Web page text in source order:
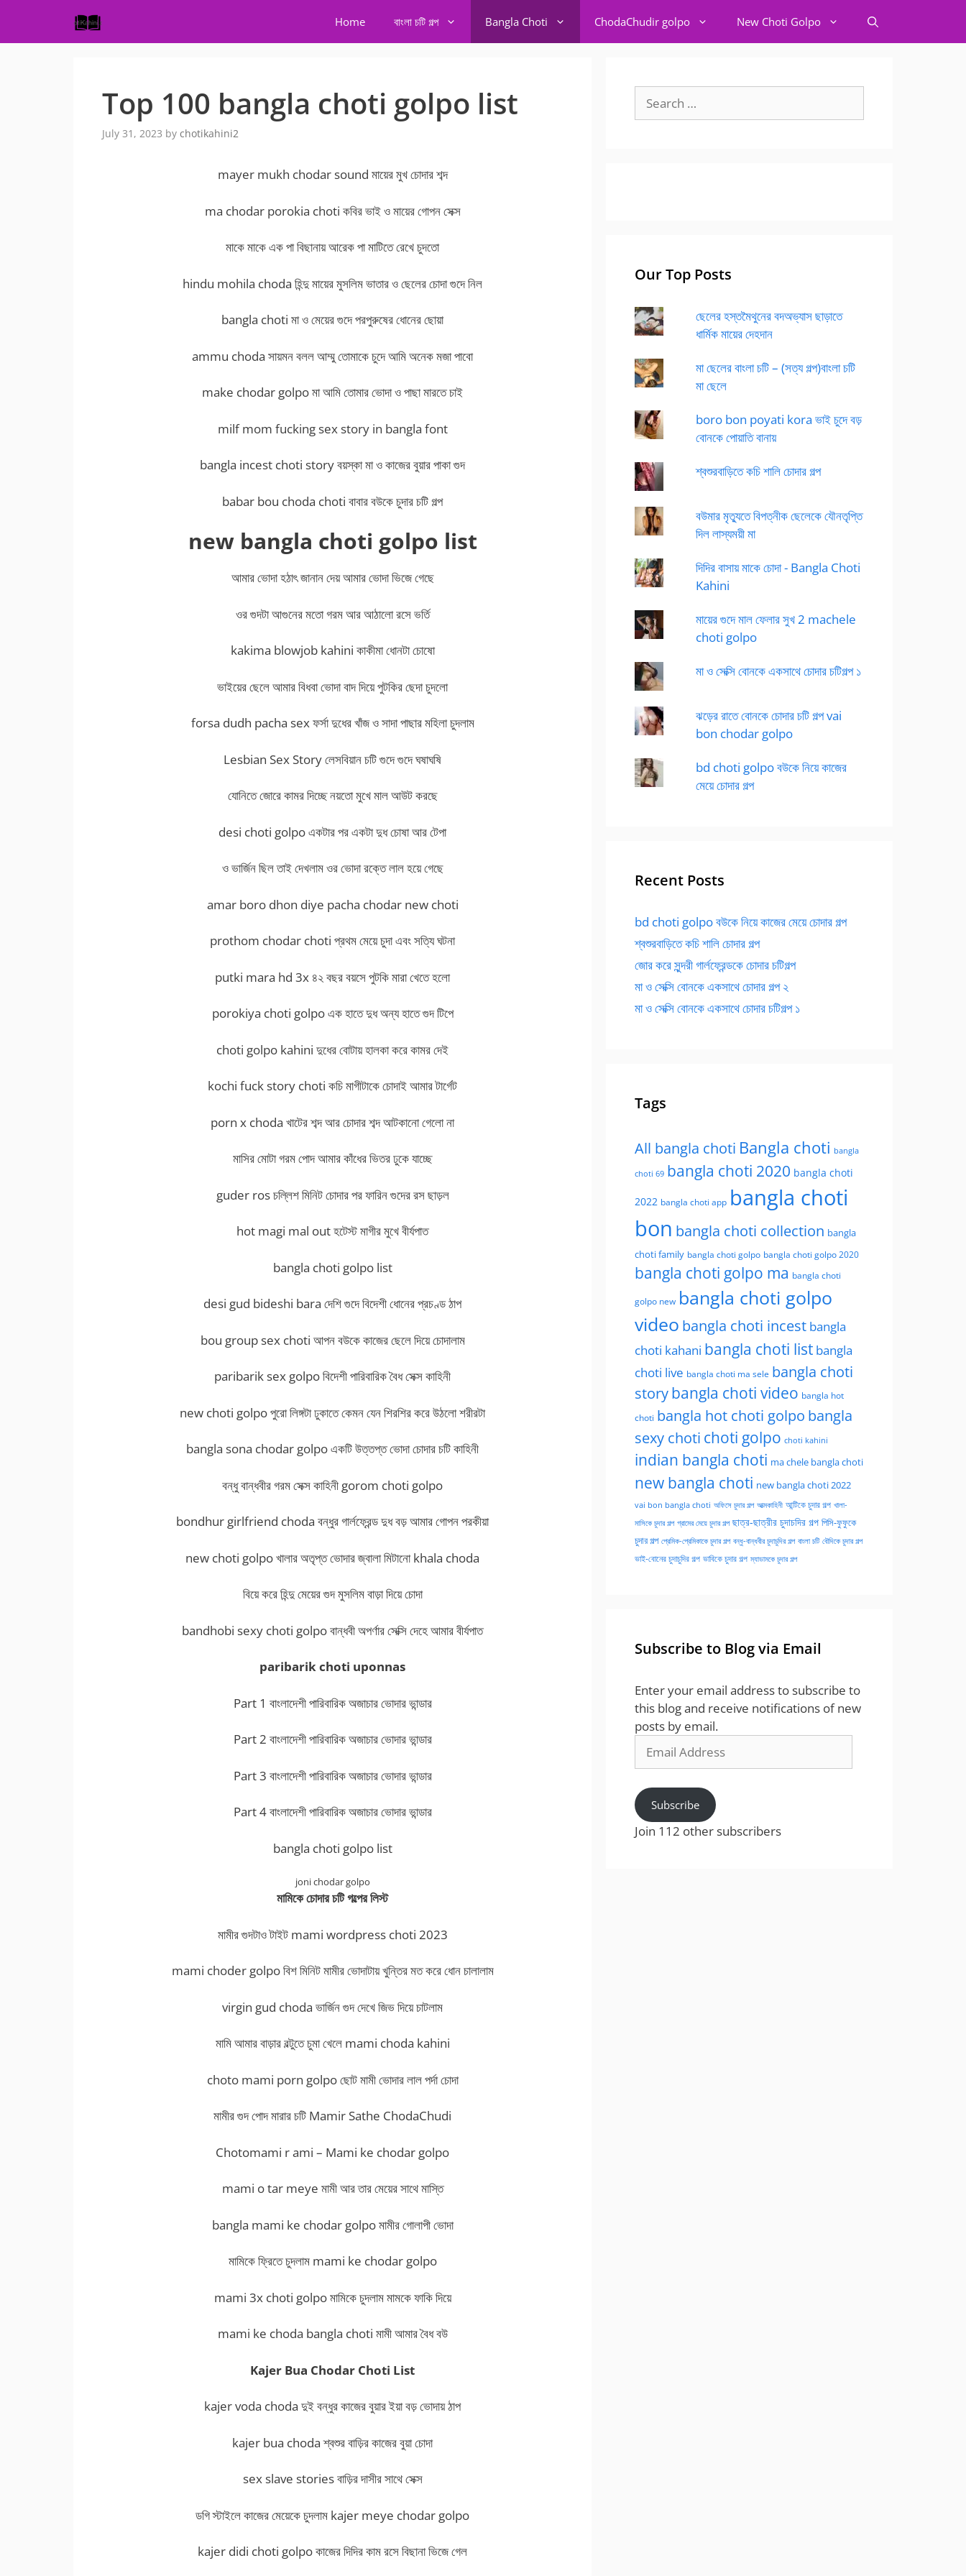
content
Home বাংলা চটি গল্প Bangla Choti ChodaChudir golpo New Choti Golpo
Top 100 bangla choti golpo list
July 31, 2023 by chotikahini2
mayer mukh chodar sound মায়ের মুখ চোদার শব্দ
ma chodar porokia choti কবির ভাই ও মায়ের গোপন সেক্স
মাকে মাকে এক পা বিছানায় আরেক পা মাটিতে রেখে চুদতো
hindu mohila choda হিন্দু মায়ের মুসলিম ভাতার ও ছেলের চোদা গুদে নিল
bangla choti মা ও মেয়ের গুদে পরপুরুষের ধোনের ছোয়া
ammu choda সায়মন বলল আম্মু তোমাকে চুদে আমি অনেক মজা পাবো
make chodar golpo মা আমি তোমার ভোদা ও পাছা মারতে চাই
milf mom fucking sex story in bangla font
bangla incest choti story বয়স্কা মা ও কাজের বুয়ার পাকা গুদ
babar bou choda choti বাবার বউকে চুদার চটি গল্প
new bangla choti golpo list
আমার ভোদা হঠাৎ জানান দেয় আমার ভোদা ভিজে গেছে
ওর গুদটা আগুনের মতো গরম আর আঠালো রসে ভর্তি
kakima blowjob kahini কাকীমা ধোনটা চোষো
ভাইয়ের ছেলে আমার বিধবা ভোদা বাদ দিয়ে পুটকির ছেদা চুদলো
forsa dudh pacha sex ফর্সা দুধের খাঁজ ও সাদা পাছার মহিলা চুদলাম
Lesbian Sex Story লেসবিয়ান চটি গুদে গুদে ঘষাঘষি
যোনিতে জোরে কামর দিচ্ছে নয়তো মুখে মাল আউট করছে
desi choti golpo একটার পর একটা দুধ চোষা আর টেপা
ও ভার্জিন ছিল তাই দেখলাম ওর ভোদা রক্তে লাল হয়ে গেছে
amar boro dhon diye pacha chodar new choti
prothom chodar choti প্রথম মেয়ে চুদা এবং সত্যি ঘটনা
putki mara hd 3x ৪২ বছর বয়সে পুটকি মারা খেতে হলো
porokiya choti golpo এক হাতে দুধ অন্য হাতে গুদ টিপে
choti golpo kahini দুধের বোটায় হালকা করে কামর দেই
kochi fuck story choti কচি মাগীটাকে চোদাই আমার টার্গেট
porn x choda খাটের শব্দ আর চোদার শব্দ আটকানো গেলো না
মাসির মোটা গরম পোদ আমার কাঁধের ভিতর ঢুকে যাচ্ছে
guder ros চল্লিশ মিনিট চোদার পর ফারিন গুদের রস ছাড়ল
hot magi mal out হটেস্ট মাগীর মুখে বীর্যপাত
bangla choti golpo list
desi gud bideshi bara দেশি গুদে বিদেশী ধোনের প্রচণ্ড ঠাপ
bou group sex choti আপন বউকে কাজের ছেলে দিয়ে চোদালাম
paribarik sex golpo বিদেশী পারিবারিক বৈধ সেক্স কাহিনী
new choti golpo পুরো লিঙ্গটা ঢুকাতে কেমন যেন শিরশির করে উঠলো শরীরটা
bangla sona chodar golpo একটি উত্তপ্ত ভোদা চোদার চটি কাহিনী
বন্ধু বান্ধবীর গরম সেক্স কাহিনী gorom choti golpo
bondhur girlfriend choda বন্ধুর গার্লফ্রেন্ড দুধ বড় আমার গোপন পরকীয়া
new choti golpo খালার অতৃপ্ত ভোদার জ্বালা মিটানো khala choda
বিয়ে করে হিন্দু মেয়ের গুদ মুসলিম বাড়া দিয়ে চোদা
bandhobi sexy choti golpo বান্ধবী অপর্ণার সেক্সি দেহে আমার বীর্যপাত
paribarik choti uponnas
Part 1 বাংলাদেশী পারিবারিক অজাচার ভোদার ভান্ডার
Part 2 বাংলাদেশী পারিবারিক অজাচার ভোদার ভান্ডার
Part 3 বাংলাদেশী পারিবারিক অজাচার ভোদার ভান্ডার
Part 4 বাংলাদেশী পারিবারিক অজাচার ভোদার ভান্ডার
bangla choti golpo list
joni chodar golpo
মামিকে চোদার চটি গল্পের লিস্ট
মামীর গুদটাও টাইট mami wordpress choti 2023
mami choder golpo বিশ মিনিট মামীর ভোদাটায় খুন্তির মত করে ধোন চালালাম
virgin gud choda ভার্জিন গুদ দেখে জিভ দিয়ে চাটলাম
মামি আমার বাড়ার বল্টুতে চুমা খেলে mami choda kahini
choto mami porn golpo ছোট মামী ভোদার লাল পর্দা চোদা
মামীর গুদ পোদ মারার চটি Mamir Sathe ChodaChudi
Chotomami r ami – Mami ke chodar golpo
mami o tar meye মামী আর তার মেয়ের সাথে মাস্তি
bangla mami ke chodar golpo মামীর গোলাপী ভোদা
মামিকে ফ্রিতে চুদলাম mami ke chodar golpo
mami 3x choti golpo মামিকে চুদলাম মামকে ফাকি দিয়ে
mami ke choda bangla choti মামী আমার বৈধ বউ
Kajer Bua Chodar Choti List
kajer voda choda দুই বন্ধুর কাজের বুয়ার ইয়া বড় ভোদায় ঠাপ
kajer bua choda শ্বশুর বাড়ির কাজের বুয়া চোদা
sex slave stories বাড়ির দাসীর সাথে সেক্স
ডগি স্টাইলে কাজের মেয়েকে চুদলাম kajer meye chodar golpo
kajer didi choti golpo কাজের দিদির কাম রসে বিছানা ভিজে গেল
for:
Our Top Posts
ছেলের হস্তমৈথুনের বদঅভ্যাস ছাড়াতে
ধার্মিক মায়ের দেহদান
মা ছেলের বাংলা চটি – (সত্য গল্প)বাংলা চটি
মা ছেলে
boro bon poyati kora ভাই চুদে বড়
বোনকে পোয়াতি বানায়
শ্বশুরবাড়িতে কচি শালি চোদার গল্প
বউমার মৃত্যুতে বিপত্নীক ছেলেকে যৌনতৃপ্তি
দিল লাস্যময়ী মা
দিদির বাসায় মাকে চোদা - Bangla Choti
Kahini
মায়ের গুদে মাল ফেলার সুখ 2 machele
choti golpo
মা ও সেক্সি বোনকে একসাথে চোদার চটিগল্প ১
ঝড়ের রাতে বোনকে চোদার চটি গল্প vai
bon chodar golpo
bd choti golpo বউকে নিয়ে কাজের
মেয়ে চোদার গল্প
Recent Posts
bd choti golpo বউকে নিয়ে কাজের মেয়ে চোদার গল্প
শ্বশুরবাড়িতে কচি শালি চোদার গল্প
জোর করে সুন্দরী গার্লফ্রেন্ডকে চোদার চটিগল্প
মা ও সেক্সি বোনকে একসাথে চোদার গল্প ২
মা ও সেক্সি বোনকে একসাথে চোদার চটিগল্প ১
Tags
All bangla choti Bangla choti bangla
choti 69 bangla choti 2020 bangla choti
2022 bangla choti app bangla choti
bon bangla choti collection bangla
choti family bangla choti golpo bangla choti golpo 2020
bangla choti golpo ma bangla choti
golpo new bangla choti golpo
video bangla choti incest bangla
choti kahani bangla choti list bangla
choti live bangla choti ma sele bangla choti
storybangla choti video bangla hot
choti bangla hot choti golpo bangla
sexy choti choti golpo choti kahini
indian bangla choti ma chele bangla choti
new bangla choti new bangla choti 2022
vai bon bangla choti অফিসে চুদার গল্প আত্মকাহিনী আন্টিকে চুদার গল্প খালা-
মাসিকে চুদার গল্প গ্রামের মেয়ে চুদার গল্প ছাত্র-ছাত্রীর চুদাচদির গল্প পিসি-ফুফুকে
চুদার গল্প প্রেমিক-প্রেমিকাকে চুদার গল্প বন্ধু-বান্ধবীর চুদাচুদির গল্প বাংলা চটি বৌদিকে চুদার গল্প
ভাই-বোনের চুদাচুদির গল্প ভাবিকে চুদার গল্প ম্যাডামকে চুদার গল্প
Subscribe to Blog via Email
Enter your email address to subscribe to
this blog and receive notifications of new
posts by email.
Address
Subscribe
Join 112 other subscribers